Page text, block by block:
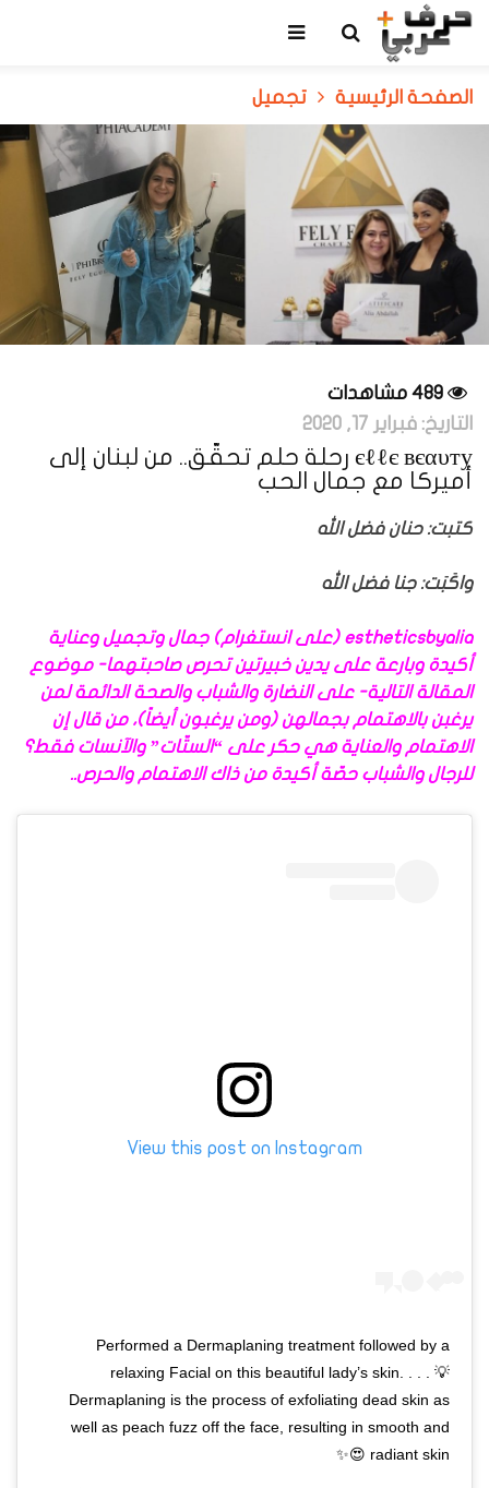
الصفحة الرئيسية تجميل
التاريخ: فبراير 17, 2020
єℓℓє вєαυту رحلة حلم تحقّق.. من لبنان إلى
أميركا مع جمال الحب
كتبت: حنان فضل الله
واكَبَت: جنا فضل الله
estheticsbyalia (على انستغرام) جمال وتجميل وعناية
أكيدة وبارعة على يدين خبيرتين تحرص صاحبتهما- موضوع
المقالة التالية- على النضارة والشباب والصحة الدائمة لمن
يرغبن بالاهتمام بجمالهن (ومن يرغبون أيضاً)، من قال إن
الاهتمام والعناية هي حكر على “الستّات” والآنسات فقط؟
للرجال والشباب حصّة أكيدة من ذاك الاهتمام والحرص..
View this post on Instagram
Performed a Dermaplaning treatment followed by a
relaxing Facial on this beautiful lady’s skin. . . . 💡
Dermaplaning is the process of exfoliating dead skin as
well as peach fuzz off the face, resulting in smooth and
radiant skin 😍✨